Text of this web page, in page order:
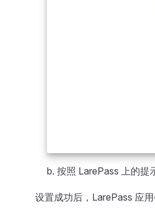
b. 按照 LarePass 上的提
设置成功后，LarePass 应